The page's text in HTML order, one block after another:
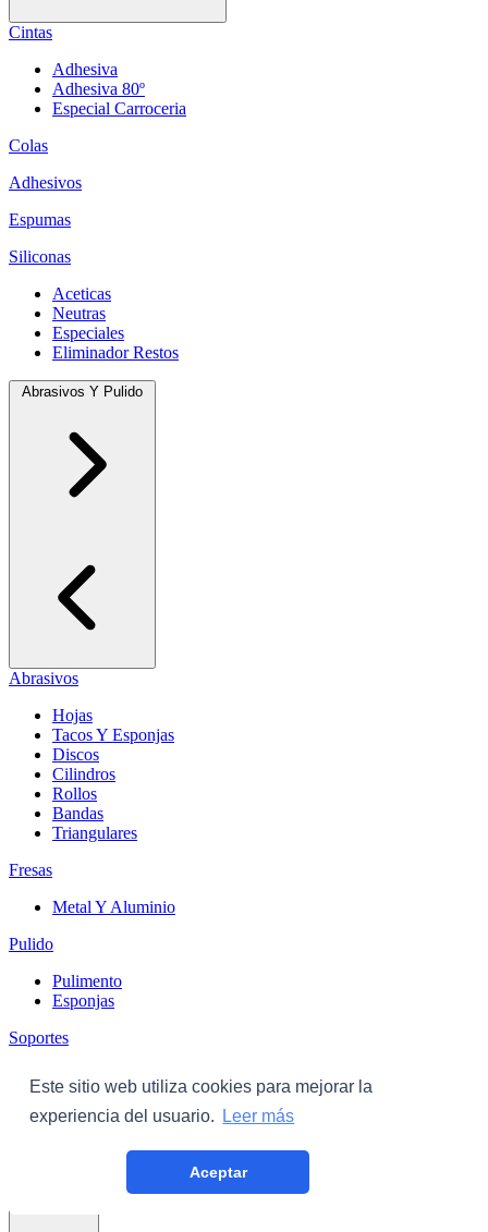
Este sitio web utiliza cookies para mejorar la
experiencia del usuario.
Leer más
Aceptar
Cintas
Adhesiva
Adhesiva 80º
Especial Carroceria
Colas
Adhesivos
Espumas
Siliconas
Aceticas
Neutras
Especiales
Eliminador Restos
Abrasivos Y Pulido
Abrasivos
Hojas
Tacos Y Esponjas
Discos
Cilindros
Rollos
Bandas
Triangulares
Fresas
Metal Y Aluminio
Pulido
Pulimento
Esponjas
Soportes
Triangulares